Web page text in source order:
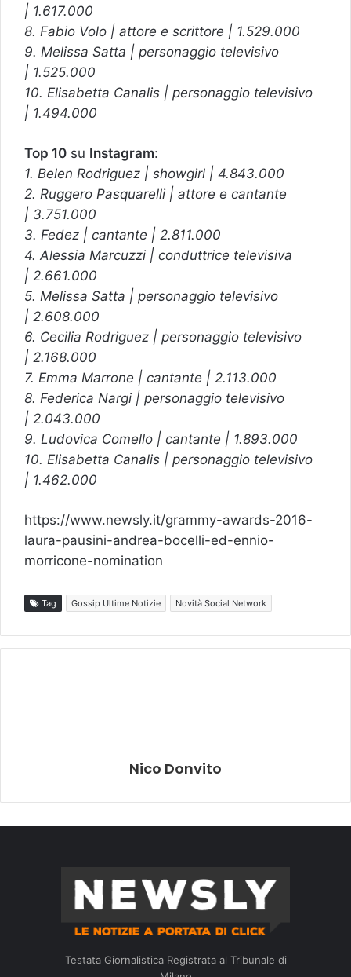
| 1.617.000
8. Fabio Volo | attore e scrittore | 1.529.000
9. Melissa Satta | personaggio televisivo
| 1.525.000
10. Elisabetta Canalis | personaggio televisivo
| 1.494.000
Top 10 su Instagram:
1. Belen Rodriguez | showgirl | 4.843.000
2. Ruggero Pasquarelli | attore e cantante
| 3.751.000
3. Fedez | cantante | 2.811.000
4. Alessia Marcuzzi | conduttrice televisiva
| 2.661.000
5. Melissa Satta | personaggio televisivo
| 2.608.000
6. Cecilia Rodriguez | personaggio televisivo
| 2.168.000
7. Emma Marrone | cantante | 2.113.000
8. Federica Nargi | personaggio televisivo
| 2.043.000
9. Ludovica Comello | cantante | 1.893.000
10. Elisabetta Canalis | personaggio televisivo
| 1.462.000
https://www.newsly.it/grammy-awards-2016-
laura-pausini-andrea-bocelli-ed-ennio-
morricone-nomination
Tag Gossip Ultime Notizie Novità Social Network
Nico Donvito
Testata Giornalistica Registrata al Tribunale di